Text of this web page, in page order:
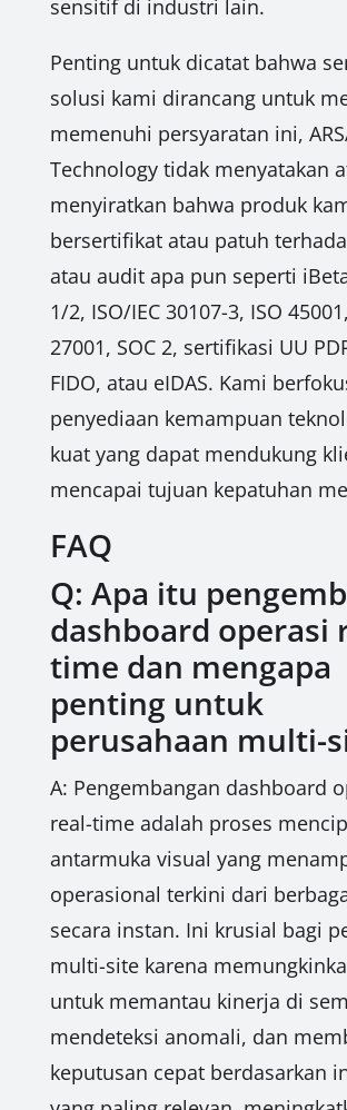
sensitif di industri lain.
Penting untuk dicatat bahwa
solusi kami dirancang untuk
memenuhi persyaratan ini,
Technology tidak menyatakan
menyiratkan bahwa produk
bersertifikat atau patuh
atau audit apa pun seperti
1/2, ISO/IEC 30107-3, ISO
27001, SOC 2, sertifikasi UU
FIDO, atau eIDAS. Kami
penyediaan kemampuan
kuat yang dapat mendukung
mencapai tujuan kepatuhan
FAQ
Q: Apa itu
dashboard operasi
time dan mengapa
penting untuk
perusahaan multi-
A: Pengembangan dashboard
real-time adalah proses
antarmuka visual yang
operasional terkini dari
secara instan. Ini krusial bagi
multi-site karena
untuk memantau kinerja di
mendeteksi anomali, dan
keputusan cepat berdasarkan